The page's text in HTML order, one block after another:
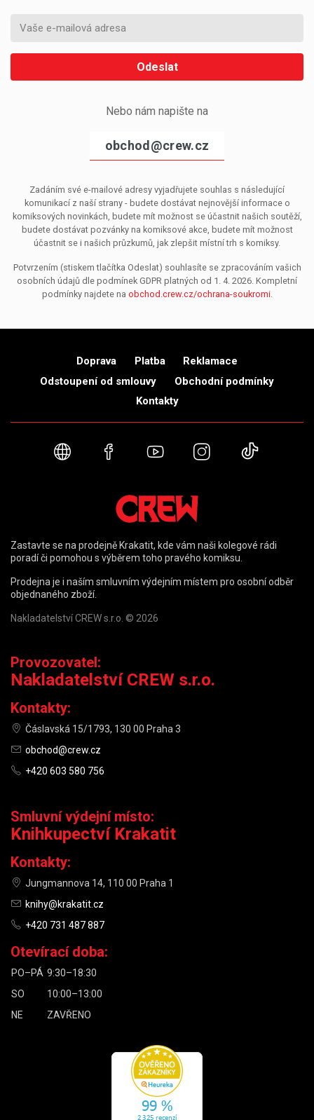
Odeslat
Nebo nám napište na
obchod@crew.cz
Zadáním své e-mailové adresy vyjadřujete souhlas s následující
komunikací z naší strany - budete dostávat nejnovější informace o
komiksových novinkách, budete mít možnost se účastnit našich soutěží,
budete dostávat pozvánky na komiksové akce, budete mít možnost
účastnit se i našich průzkumů, jak zlepšit místní trh s komiksy.
Potvrzením (stiskem tlačítka Odeslat) souhlasíte se zpracováním vašich
osobních údajů dle podmínek GDPR platných od 1. 4. 2026. Kompletní
podmínky najdete na obchod.crew.cz/ochrana-soukromi.
Doprava Platba
Reklamace
Odstoupení od smlouvy
Obchodní podmínky
Kontakty
Webové stránky
FacebookYouTubeInstagram
Zastavte se na prodejně Krakatit, kde vám naši kolegové rádi
poradí či pomohou s výběrem toho pravého komiksu.
Prodejna je i naším smluvním výdejním místem pro osobní odběr
objednaného zboží.
Nakladatelství CREW s.r.o. © 2026
Provozovatel:
Nakladatelství CREW s.r.o.
Kontakty:
Čáslavská 15/1793, 130 00 Praha 3
obchod@crew.cz
+420 603 580 756
Smluvní výdejní místo:
Knihkupectví Krakatit
Kontakty:
Jungmannova 14, 110 00 Praha 1
knihy@krakatit.cz
+420 731 487 887
Otevírací doba:
PO–PÁ 9:30–18:30
SO
10:00–13:00
NE
ZAVŘENO